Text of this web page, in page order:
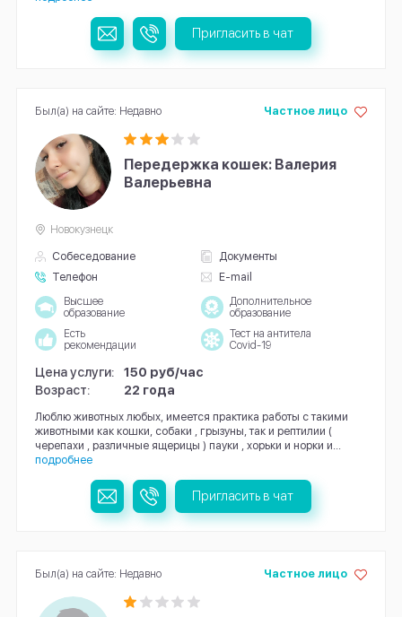
Пригласить в чат
Передержка кошек: Валерия
Валерьевна
Собеседование
Документы
Телефон
E-mail
Частное лицо
Новокузнецк
Высшее
образование
Дополнительное
образование
Есть
рекомендации
Тест на антитела
Covid-19
Цена услуги:
150 руб/час
Возраст:
22 года
Люблю животных любых, имеется практика работы с такими
животными как кошки, собаки , грызуны, так и рептилии (
черепахи , различные ящерицы ) пауки , хорьки и норки и...
подробнее
Был(а) на сайте: Недавно
Пригласить в чат
Частное лицо
Был(а) на сайте: Недавно